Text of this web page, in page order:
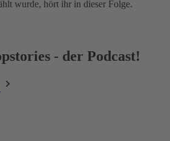
wurde, hört ihr in dieser Folge.
- der Podcast!